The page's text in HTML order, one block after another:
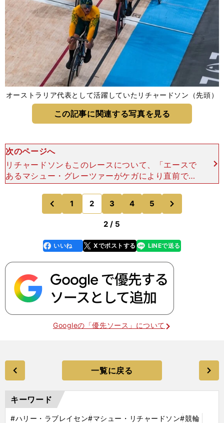
オーストラリア代表として活躍していたリチャードソン（先頭）
この記事に関連する写真を見る
次のページへ
リチャードソンもこのレースについて、「エースで
あるマシュー・グレーツァーがケガにより直前で欠
場するなど、いろんな変化があるなかで新しいこと
を経験し、チームを作り上げていくことができてよ
かったし、楽しい
前
のページへ
1 2 3 4 5
のページへ
2 / 5
faceboo
k
いいね Xでポストする
line LINEで送る
Googleの「優先ソース」について
一覧に戻る
キーワード
#ハリー・ラブレイセン#マシュー・リチャードソン#競輪